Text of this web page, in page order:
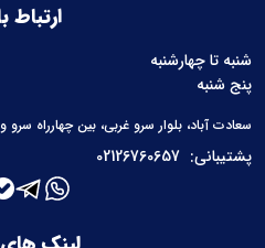
ارتباط
شنبه تا چهارشنبه
پنج شنبه
سعادت آباد، بلوار سرو غربی، بین چهارراه سرو و میدان
پشتیبانی: 02126760657